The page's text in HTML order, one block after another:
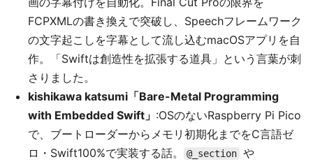
FCPXMLの書き換えで突破し、Speechフレームワーク
の文字起こしを字幕として流し込むmacOSアプリを自
作。「Swiftは創造性を拡張する道具」という言葉が刺
さりました。
kishikawa katsumi「Bare-Metal Programming
with Embedded Swift」 :OSのないRaspberry Pi Pico
で、ブートローダーからメモリ初期化までをC言語ゼ
ロ・Swift100%で実装する話。
@_section や